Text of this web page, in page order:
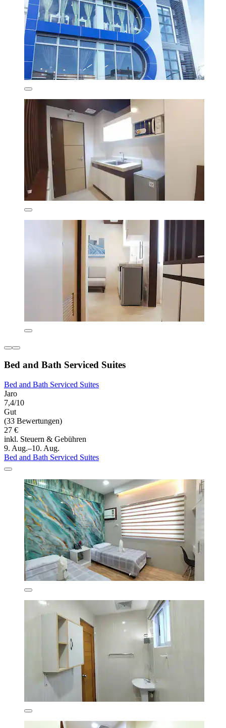
Bed and Bath Serviced Suites
Bed and Bath Serviced Suites
Jaro
7,4/10
Gut
(33 Bewertungen)
27 €
inkl. Steuern & Gebühren
9. Aug.–10. Aug.
Bed and Bath Serviced Suites